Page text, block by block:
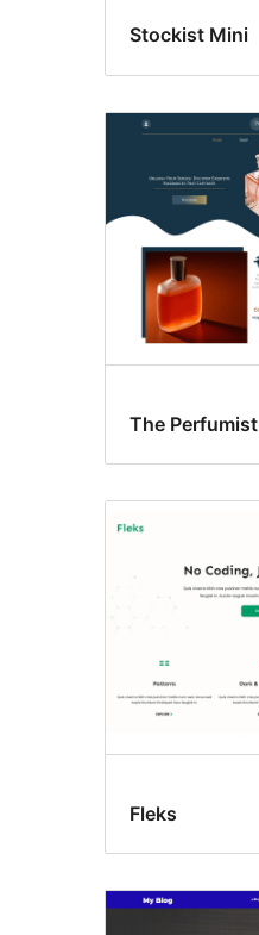
Stockist Mini
The Perfumist
Fleks